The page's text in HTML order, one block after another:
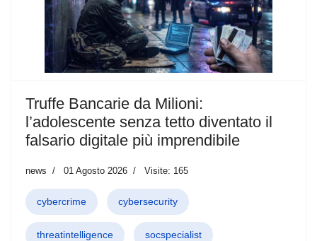
Truffe Bancarie da Milioni:
l’adolescente senza tetto diventato il
falsario digitale più imprendibile
news 01 Agosto 2026 Visite: 165
cybercrime cybersecurity
threatintelligence socspecialist